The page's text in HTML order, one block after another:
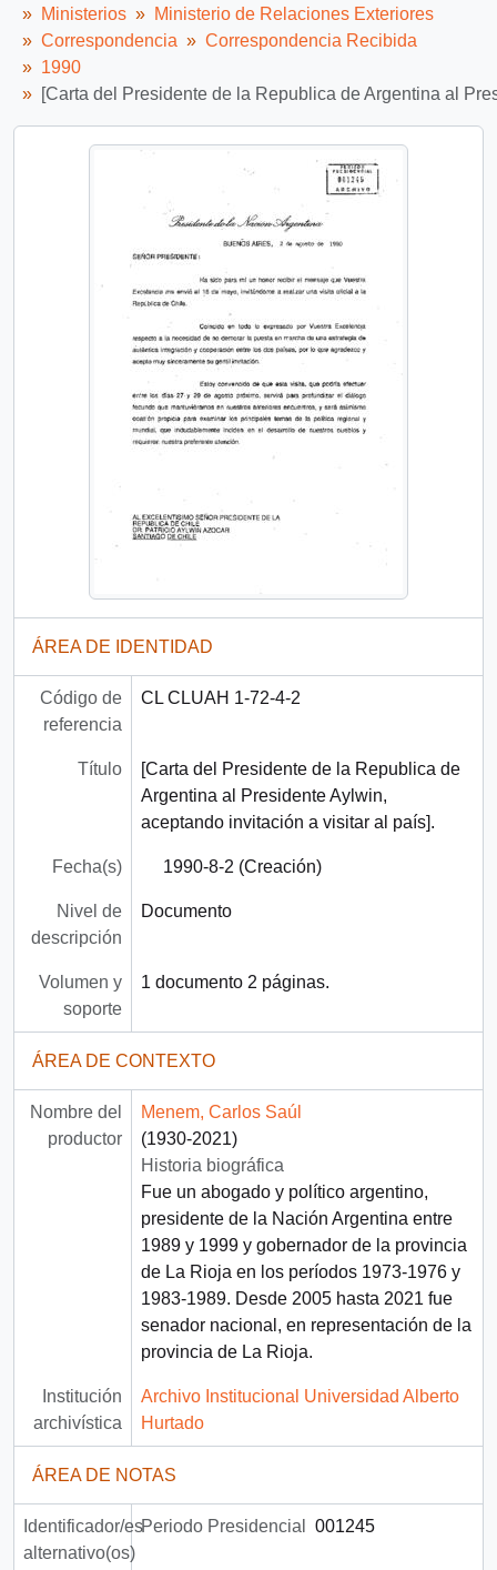
Ministerios
Ministerio de Relaciones Exteriores
Correspondencia
Correspondencia Recibida
1990
[Carta del Presidente de la Republica de Argentina al
ÁREA DE IDENTIDAD
Código de
referencia
CL CLUAH 1-72-4-2
Título
[Carta del Presidente de la Republica de
Argentina al Presidente Aylwin,
aceptando invitación a visitar al país].
Fecha(s) 1990-8-2 (Creación)
Nivel de
descripción
Documento
Volumen y
soporte
1 documento 2 páginas.
ÁREA DE CONTEXTO
Nombre del
productor
Menem, Carlos Saúl
(1930-2021)
Historia biográfica
Fue un abogado y político argentino,
presidente de la Nación Argentina entre
1989 y 1999 y gobernador de la provincia
de La Rioja en los períodos 1973-1976 y
1983-1989. Desde 2005 hasta 2021 fue
senador nacional, en representación de la
provincia de La Rioja.
Institución
archivística
Archivo Institucional Universidad Alberto
Hurtado
ÁREA DE NOTAS
Identificador/es
alternativo(os)
Periodo Presidencial 001245